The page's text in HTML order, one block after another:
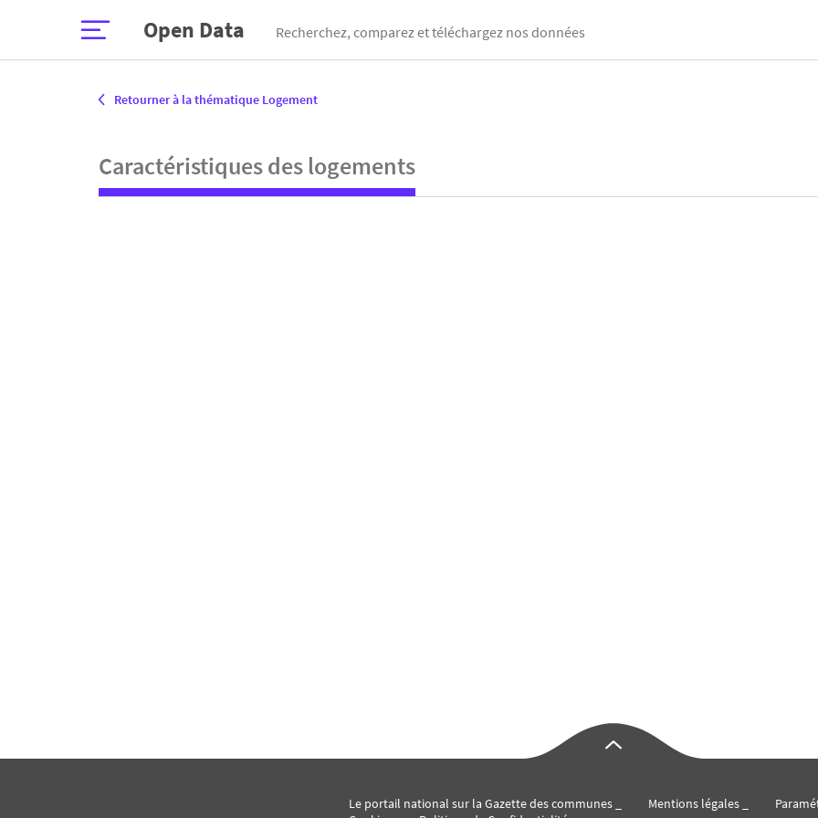
Open Data Recherchez, comparez et téléchargez nos données
Retourner à la thématique Logement
Caractéristiques des logements
Le portail national sur la Gazette des communes Mentions légales